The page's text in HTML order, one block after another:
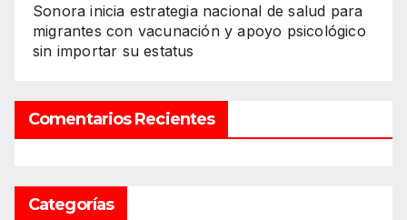
Sonora inicia estrategia nacional de salud para
migrantes con vacunación y apoyo psicológico
sin importar su estatus
Comentarios Recientes
Categorías